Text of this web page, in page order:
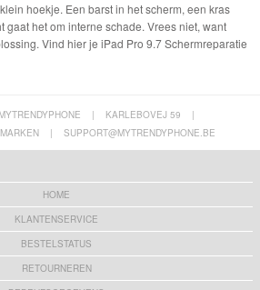
hoekje. Een barst in het scherm, een kras
gaat het om interne schade. Vrees niet, want
Vind hier je iPad Pro 9.7 Schermreparatie
MYTRENDYPHONE | KARLEBOVEJ 59
|
| SUPPORT@MYTRENDYPHONE.BE
HOME
KLANTENSERVICE
BESTELSTATUS
RETOURNEREN